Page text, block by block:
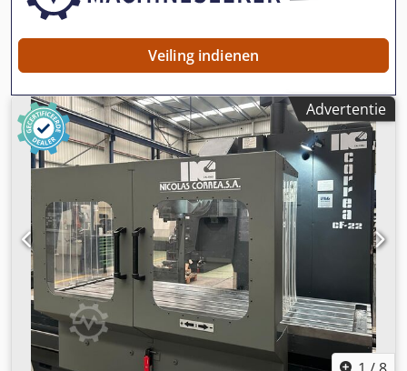
Veiling indienen
Advertentie